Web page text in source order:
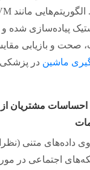
پیاده‌سازی شده و
صحت و بازیابی
ماشین در
تحلیل احساسات
داده‌های متنی
اجتماعی در